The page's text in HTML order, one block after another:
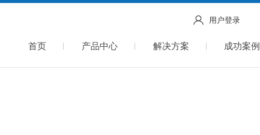
用户登录
首页 产品中心 解决方案 成功案例